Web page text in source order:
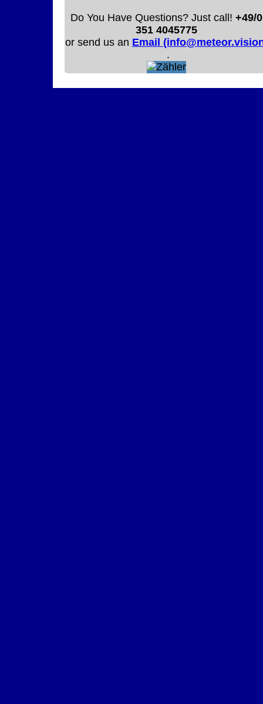
Do You Have Questions? Just call!+49/0
351 4045775
or send us an Email
.